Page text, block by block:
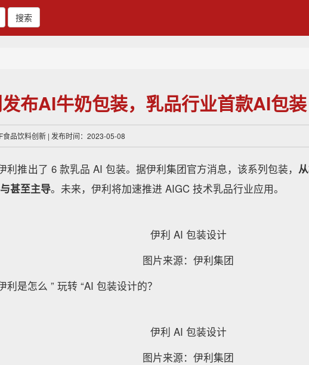
搜索
布AI牛奶包装，乳品行业首款AI包装
食品饮料创新 | 发布时间：2023-05-08
利推出了 6 款乳品 AI 包装。据伊利集团官方消息，该系列包装，
甚至主导。未来，伊利将加速推进 AIGC 技术乳品行业应用。
伊利 AI 包装设计
图片来源：伊利集团
利是怎么 ” 玩转 “AI 包装设计的？
伊利 AI 包装设计
图片来源：伊利集团